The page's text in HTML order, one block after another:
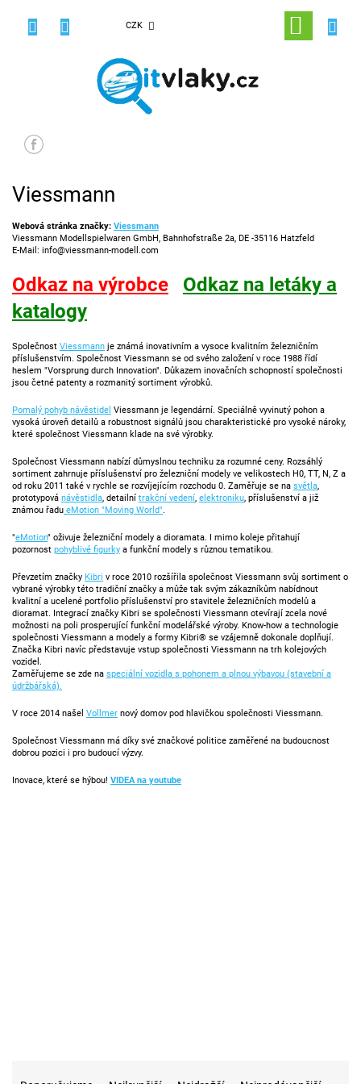
CZK
NÁKUPNÍ
KOŠÍK
Viessmann
Webová stránka značky: Viessmann
Viessmann Modellspielwaren GmbH, Bahnhofstraße 2a, DE -35116 Hatzfeld
E-Mail: info@viessmann-modell.com
Odkaz na výrobce
Odkaz na letáky a
katalogy
Společnost Viessmann je známá inovativním a vysoce kvalitním železničním
příslušenstvím. Společnost Viessmann se od svého založení v roce 1988 řídí
heslem "Vorsprung durch Innovation". Důkazem inovačních schopností společnosti
jsou četné patenty a rozmanitý sortiment výrobků.
Pomalý pohyb návěstidel Viessmann je legendární. Speciálně vyvinutý pohon a
vysoká úroveň detailů a robustnost signálů jsou charakteristické pro vysoké nároky,
které společnost Viessmann klade na své výrobky.
Společnost Viessmann nabízí důmyslnou techniku za rozumné ceny. Rozsáhlý
sortiment zahrnuje příslušenství pro železniční modely ve velikostech H0, TT, N, Z a
od roku 2011 také v rychle se rozvíjejícím rozchodu 0. Zaměřuje se na světla,
prototypová návěstidla, detailní trakční vedení, elektroniku, příslušenství a již
známou řadu eMotion "Moving World".
"eMotion" oživuje železniční modely a dioramata. I mimo koleje přitahují
pozornost pohyblivé figurky a funkční modely s různou tematikou.
Převzetím značky Kibri v roce 2010 rozšířila společnost Viessmann svůj sortiment o
vybrané výrobky této tradiční značky a může tak svým zákazníkům nabídnout
kvalitní a ucelené portfolio příslušenství pro stavitele železničních modelů a
dioramat. Integrací značky Kibri se společnosti Viessmann otevírají zcela nové
možnosti na poli prosperující funkční modelářské výroby. Know-how a technologie
společnosti Viessmann a modely a formy Kibri® se vzájemně dokonale doplňují.
Značka Kibri navíc představuje vstup společnosti Viessmann na trh kolejových
vozidel.
Zaměřujeme se zde na speciální vozidla s pohonem a plnou výbavou (stavební a
údržbářská).
V roce 2014 našel Vollmer nový domov pod hlavičkou společnosti Viessmann.
Společnost Viessmann má díky své značkové politice zaměřené na budoucnost
dobrou pozici i pro budoucí výzvy.
Inovace, které se hýbou! VIDEA na youtube